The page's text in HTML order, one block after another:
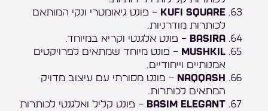
Kufi Square – פונט גיאומטרי ונקי המותאם
לכותרות מודרניות.
Basira – פונט אלגנטי וקריא במיוחד.
Mushkil – פונט מיוחד שמתאים לפרויקטים
אמנותיים וייחודיים.
Naqqash – פונט מסורתי עם עיצוב מדויק
המתאים לכותרות.
Basim Elegant – פונט קליל ואלגנטי לכותרות